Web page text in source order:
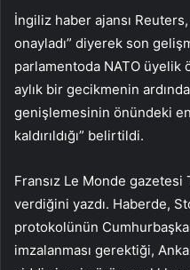
İngiliz haber ajansı
onayladı” diyerek son
parlamentoda NATO üyelik
aylık bir gecikmenin
genişlemesinin önündeki
kaldırıldığı” belirtildi.
Fransız Le Monde gazetesi
verdiğini yazdı. Haberde,
protokolünün
imzalanması gerektiği,